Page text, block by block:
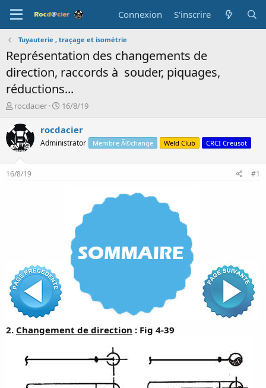
Connexion S'inscrire
Tuyauterie , traçage et isométrie
Représentation des changements de
direction, raccords à souder, piquages,
réductions...
A
t
e
u
d
e
s
i
o
n
rocdacier
D
t
e
d
16/8/19
rocdacier
Administrator Membre Ã©change Weld Club CRCI Creusot
16/8/19 #1
2. Changement de direction : Fig 4-39